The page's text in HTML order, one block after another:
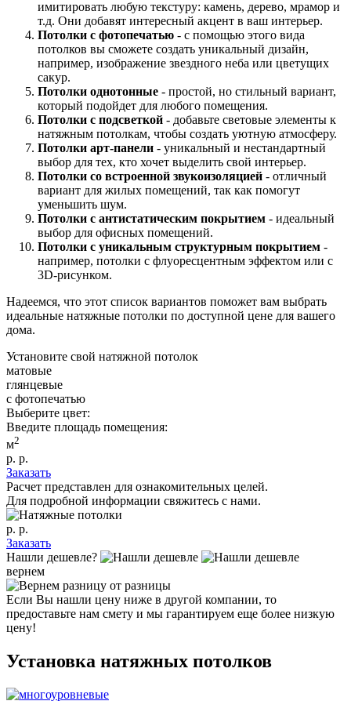
имитировать любую текстуру: камень, дерево, мрамор и
т.д. Они добавят интересный акцент в ваш интерьер.
Потолки с фотопечатью - с помощью этого вида
потолков вы сможете создать уникальный дизайн,
например, изображение звездного неба или цветущих
сакур.
Потолки однотонные - простой, но стильный вариант,
который подойдет для любого помещения.
Потолки с подсветкой - добавьте световые элементы к
натяжным потолкам, чтобы создать уютную атмосферу.
Потолки арт-панели - уникальный и нестандартный
выбор для тех, кто хочет выделить свой интерьер.
Потолки со встроенной звукоизоляцией - отличный
вариант для жилых помещений, так как помогут
уменьшить шум.
Потолки с антистатическим покрытием - идеальный
выбор для офисных помещений.
Потолки с уникальным структурным покрытием -
например, потолки с флуоресцентным эффектом или с
3D-рисунком.
Надеемся, что этот список вариантов поможет вам выбрать
идеальные натяжные потолки по доступной цене для вашего
дома.
Установите свой натяжной потолок
матовые
глянцевые
с фотопечатью
Выберите цвет:
Введите площадь помещения:
м2
р. р.
Заказать
Расчет представлен для ознакомительных целей.
Для подробной информации свяжитесь с нами.
р. р.
Заказать
Нашли дешевле?
вернем
от разницы
Если Вы нашли цену ниже в другой компании, то
предоставьте нам смету и мы гарантируем еще более низкую
цену!
Установка натяжных потолков